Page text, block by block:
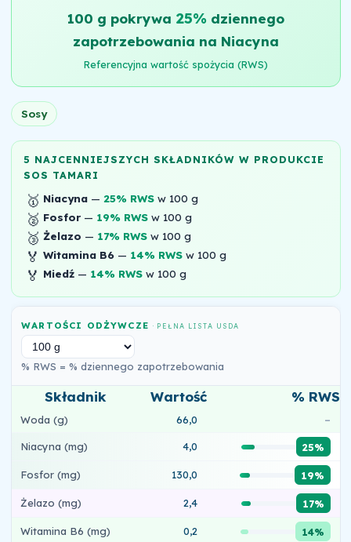
100 g pokrywa 25%dziennego
zapotrzebowania na Niacyna
Referencyjna wartość spożycia (RWS)
Sosy
5 NAJCENNIEJSZYCH SKŁADNIKÓW W PRODUKCIE
SOS TAMARI
🥇 Niacyna— 25% RWSw 100 g
🥈 Fosfor— 19% RWSw 100 g
🥉 Żelazo — 17% RWSw 100 g
🏅 Witamina B6— 14% RWSw 100 g
🏅 Miedź— 14% RWSw 100 g
WARTOŚCI ODŻYWCZE· PEŁNA LISTA USDA
% RWS = % dziennego zapotrzebowania
Składnik Wartość % RWS
Woda (g) 66,0 –
Niacyna (mg) 4,0 25%
Fosfor (mg) 130,0 19%
Żelazo (mg) 2,4 17%
Witamina B6 (mg) 0,2 14%